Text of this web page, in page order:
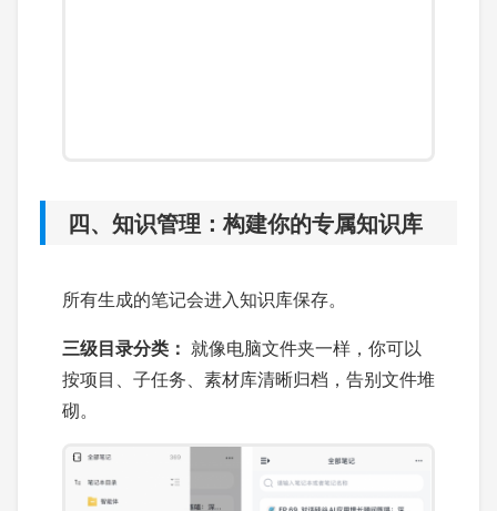
四、知识管理：构建你的专属知识库
所有生成的笔记会进入知识库保存。
三级目录分类： 就像电脑文件夹一样，你可以
按项目、子任务、素材库清晰归档，告别文件堆
砌。